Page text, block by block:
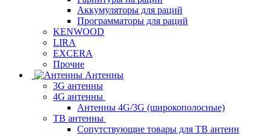
Аккумуляторы для раций
Программаторы для раций
KENWOOD
LIRA
EXCERA
Прочие
Антенны
3G антенны
4G антенны
Антенны 4G/3G (широкополосные)
ТВ антенны
Сопутствующие товары для ТВ антенн